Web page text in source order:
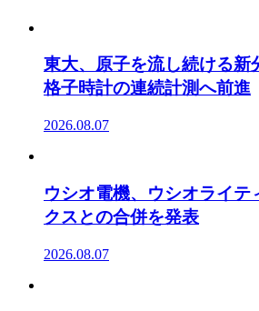
東大、原子を流し続ける
格子時計の連続計測へ前進
2026.08.07
ウシオ電機、ウシオライテ
クスとの合併を発表
2026.08.07